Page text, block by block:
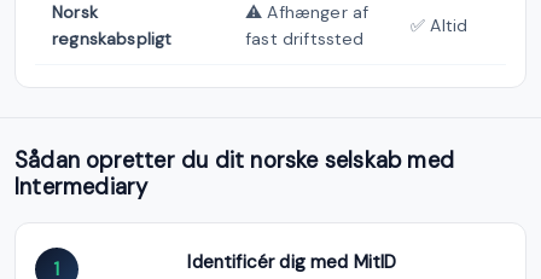
Norsk
regnskabspligt
⚠️ Afhænger af
fast driftssted
✅ Altid
Sådan opretter du dit norske selskab med
Intermediary
1 Identificér dig med MitID